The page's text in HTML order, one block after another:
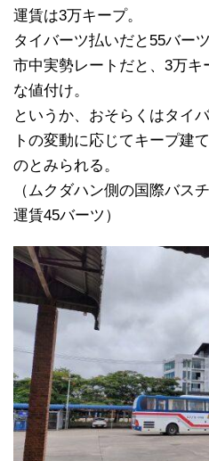
運賃は3万キープ。
タイバーツ払いだと55バー
市中実勢レートだと、3万キ
な値付け。
というか、おそらくはタイ
トの変動に応じてキープ建
のとみられる。
（ムクダハン側の国際バス
運賃45バーツ）